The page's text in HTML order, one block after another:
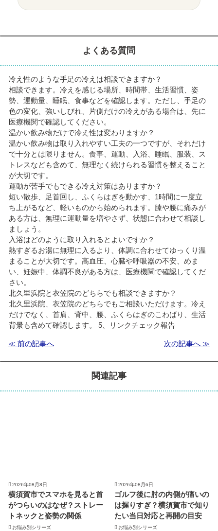
よくある質問
冷え性のような手足の冷えは相談できますか？
相談できます。冷えを感じる場所、時間帯、生活習慣、姿
勢、運動量、睡眠、食事などを確認します。ただし、手足の
色の変化、強いしびれ、片側だけの冷えがある場合は、先に
医療機関で確認してください。
温かい飲み物だけで冷え性は変わりますか？
温かい飲み物は取り入れやすい工夫の一つですが、それだけ
で十分とは限りません。食事、運動、入浴、睡眠、服装、ス
トレスなども含めて、無理なく続けられる習慣を整えること
が大切です。
運動が苦手でもできる冷え対策はありますか？
短い散歩、足首回し、ふくらはぎを動かす、1時間に一度立
ち上がるなど、軽いものから始められます。膝や腰に痛みが
ある方は、無理に運動量を増やさず、状態に合わせて相談し
ましょう。
入浴はどのように取り入れるとよいですか？
熱すぎるお湯に無理に入るより、体調に合わせてゆっくり温
まることが大切です。高血圧、心臓や呼吸器の不安、めま
い、妊娠中、体調不良がある方は、医療機関で確認してくだ
さい。
北久里浜院と衣笠院のどちらでも相談できますか？
北久里浜院、衣笠院のどちらでもご相談いただけます。冷え
だけでなく、首肩、背中、腰、ふくらはぎのこわばり、生活
背景も含めて確認します。 5、リンクチェック報告
≪ 前の記事へ 次の記事へ ≫
関連記事
2026年08月8日
横須賀市でスマホを見ると首
がつらいのはなぜ？ストレー
トネックと姿勢の関係
お悩み別シリーズ
2026年08月6日
ゴルフ後に肘の内側が痛いの
は握りすぎ？横須賀市で知り
たい当日対応と再開の目安
お悩み別シリーズ